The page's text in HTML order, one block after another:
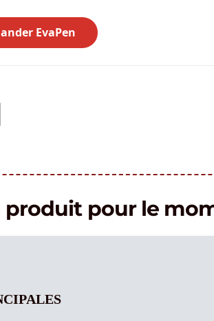
EvaPen
produit pour le